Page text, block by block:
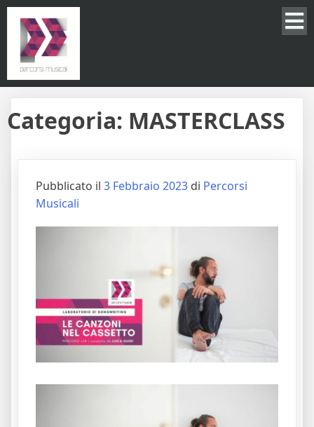
Categoria: MASTERCLASS
Pubblicato il 3 Febbraio 2023 di Percorsi
Musicali